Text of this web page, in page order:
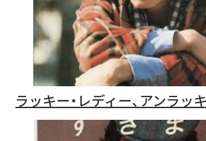
ラッキー・レディー、アンラッ